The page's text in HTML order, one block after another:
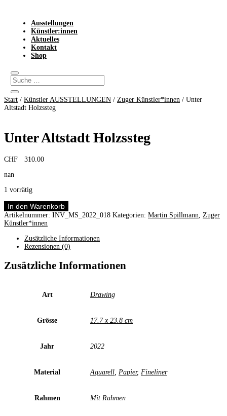
Ausstellungen
Künstler:innen
Aktuelles
Kontakt
Shop
Start / Künstler AUSSTELLUNGEN / Zuger Künstler*innen / Unter
Altstadt Holzssteg
Unter Altstadt Holzssteg
CHF
310.00
nan
1 vorrätig
Unter
Altstadt
Holzssteg
Menge
In den Warenkorb
Artikelnummer: INV_MS_2022_018 Kategorien: Martin Spillmann
Zuger
Künstler*innen
Zusätzliche Informationen
Rezensionen (0)
Zusätzliche Informationen
Art Drawing
Grösse 17.7 x 23.8 cm
Jahr 2022
Material Aquarell Papier, Fineliner
Rahmen Mit Rahmen